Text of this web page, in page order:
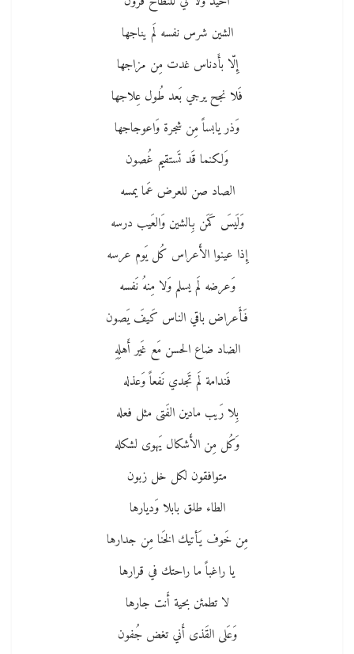
الشين شرس نفسه لَم يناجها
إِلّا بأَدناس غدت مِن مزاجها
فَلا نجح يرجي بَعد طُول عِلاجها
وَذر يابساً مِن شجرة وَاعوجاجها
وَلكنما قَد تَستقيم غُصون
الصاد صن للعرض عَما يمسه
وَلَيسَ كَمَن بِالشين وَالعَيب درسه
إِذا عينوا الأَعراس كُل يَوم عرسه
وَعرضه لَم يسلم وَلا مِنهُ نَفسه
فَأَعراض باقي الناس كَيفَ يَصون
الضاد ضاع الحسن مَع غَير أَهلِهِ
فَندامة لَم تَجدي نَفعاً وَعذله
بِلا رَيب مادين الفَتى مثل فعله
وَكُل مِن الأَشكال يَهوى لشكله
متوافقون لكل خل زبون
الطاء طلق بابلا وَديارها
مِن خَوف يَأتيك الخَنا مِن جدارها
يا راغباً ما راحتك في قرارها
لا تطمئن بحية أَنت جارها
وَعَلى القَذى أَني تغض جُفون